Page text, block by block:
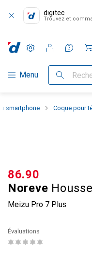
digitec
Trouvez et
Navigation par catégorie
Menu Recherche
Paramètres
Compte client
Listes de
Listes d'envies
Panier
smartphone Coque pour
Noreve
Meizu Pro 7 Plus
CHF
86.90
Évaluations